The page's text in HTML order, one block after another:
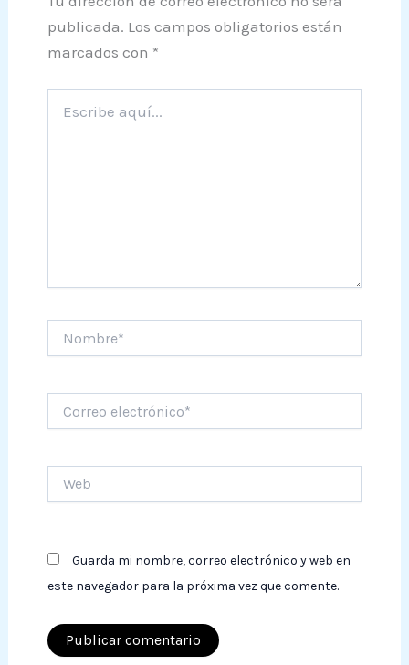
publicada. Los campos obligatorios están
marcados con *
aquí...
electrónico*
Guarda mi nombre, correo electrónico y web en
este navegador para la próxima vez que comente.